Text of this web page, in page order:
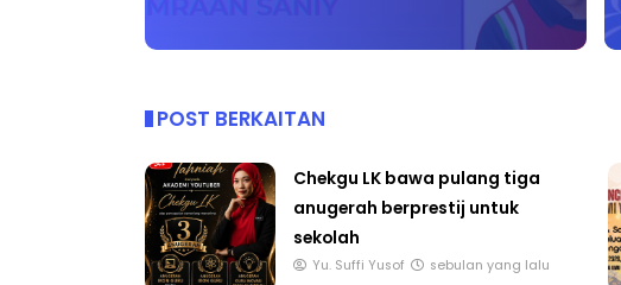
POST BERKAITAN
Chekgu LK bawa pulang tiga
anugerah berprestij untuk
sekolah
Yu. Suffi Yusof sebulan yang lalu